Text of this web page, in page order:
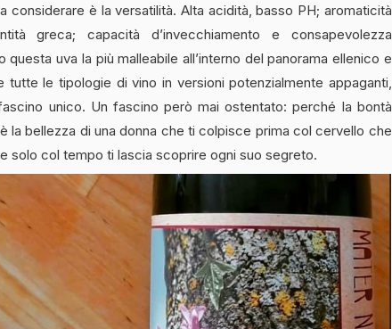
considerare è la versatilità. Alta acidità, basso PH; aromaticità
greca; capacità d’invecchiamento e consapevolezza
questa uva la più malleabile all’interno del panorama ellenico e
tutte le tipologie di vino in versioni potenzialmente appaganti,
unico. Un fascino però mai ostentato: perché la bontà
la bellezza di una donna che ti colpisce prima col cervello che
solo col tempo ti lascia scoprire ogni suo segreto.